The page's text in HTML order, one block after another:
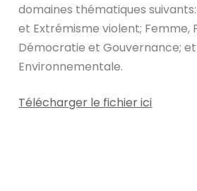
domaines thématiques
et Extrémisme violent; Femme,
Démocratie et Gouvernance;
Environnementale.
Télécharger le fichier ici